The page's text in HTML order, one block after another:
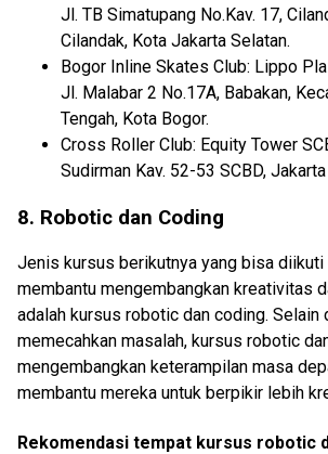
Jl. TB Simatupang No.Kav. 17,
Cilandak, Kota Jakarta Selatan.
Bogor Inline Skates Club: Lippo
Jl. Malabar 2 No.17A, Babakan,
Tengah, Kota Bogor.
Cross Roller Club: Equity Tower
Sudirman Kav. 52-53 SCBD,
8. Robotic dan Coding
Jenis kursus berikutnya yang bisa diikuti
membantu mengembangkan kreativitas
adalah kursus robotic dan coding. Selain
memecahkan masalah, kursus robotic
mengembangkan keterampilan masa
membantu mereka untuk berpikir lebih
Rekomendasi tempat kursus robotic